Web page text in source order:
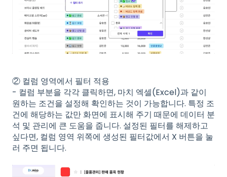
② 컬럼 영역에서 필터 적용
- 컬럼 부분을 각각 클릭하면, 마치 엑셀(Excel)과 같이
원하는 조건을 설정해 확인하는 것이 가능합니다. 특정 조
건에 해당하는 값만 화면에 표시해 주기 때문에 데이터 분
석 및 관리에 큰 도움을 줍니다. 설정된 필터를 해제하고
싶다면, 컬럼 영역 위쪽에 생성된 필터값에서 X 버튼을 눌
러 주면 됩니다.